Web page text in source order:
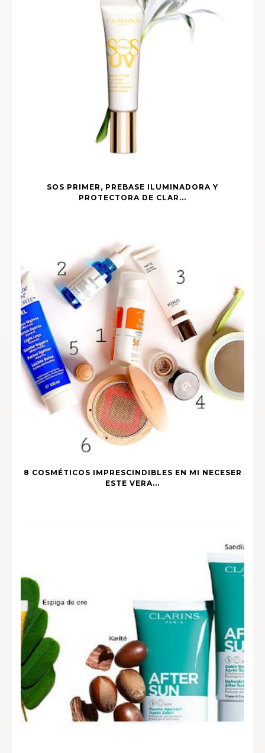
SOS PRIMER, PREBASE ILUMINADORA Y
PROTECTORA DE CLAR...
8 COSMÉTICOS IMPRESCINDIBLES EN MI NECESER
ESTE VERA...